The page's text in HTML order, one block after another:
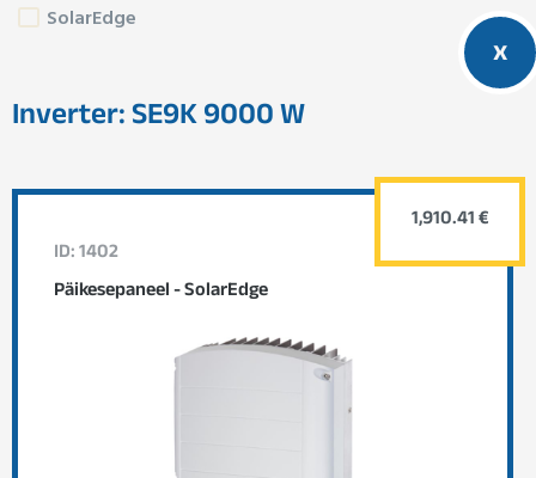
SolarEdge
Inverter: SE9K 9000 W
x
ID: 1402
Päikesepaneel - SolarEdge
1,910.41 €